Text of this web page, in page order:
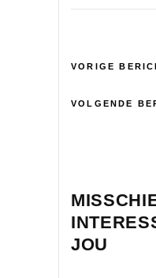
VORIGE
VOLGENDE
JOU